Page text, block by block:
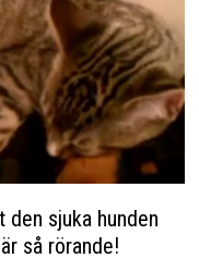
den sjuka hunden
så rörande!